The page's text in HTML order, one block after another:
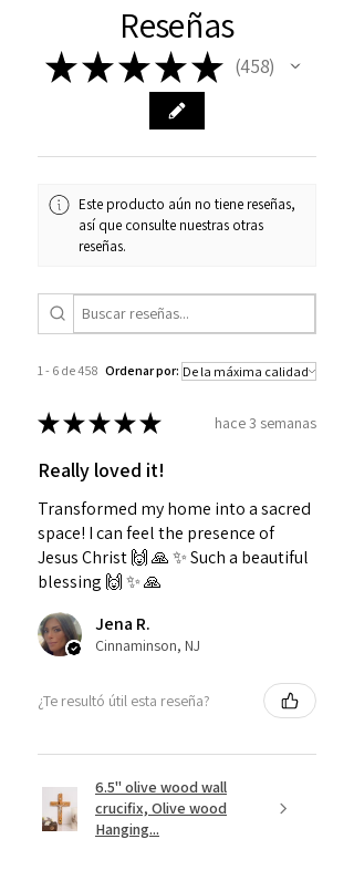
Reseñas
★★★★★ 458
458
Este producto aún no tiene reseñas,
así que consulte nuestras otras
reseñas.
1 - 6 de 458 Ordenar por:
★★★★★ hace 3 semanas
Really loved it!
Transformed my home into a sacred
space! I can feel the presence of
Jesus Christ 🙌 🙏 ✨️ Such a beautiful
blessing 🙌 ✨️ 🙏
Jena R.
Cinnaminson, NJ
¿Te resultó útil esta reseña?
6.5" olive wood wall
crucifix, Olive wood
Hanging...